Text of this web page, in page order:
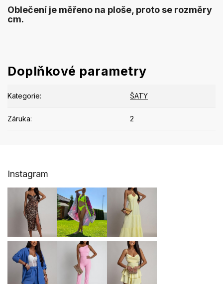
Oblečení je měřeno na ploše, proto se rozměry
cm.
Doplňkové parametry
Kategorie: ŠATY
Záruka: 2
Instagram